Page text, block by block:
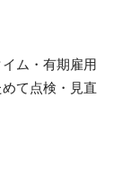
ム・有期雇用
て点検・見直